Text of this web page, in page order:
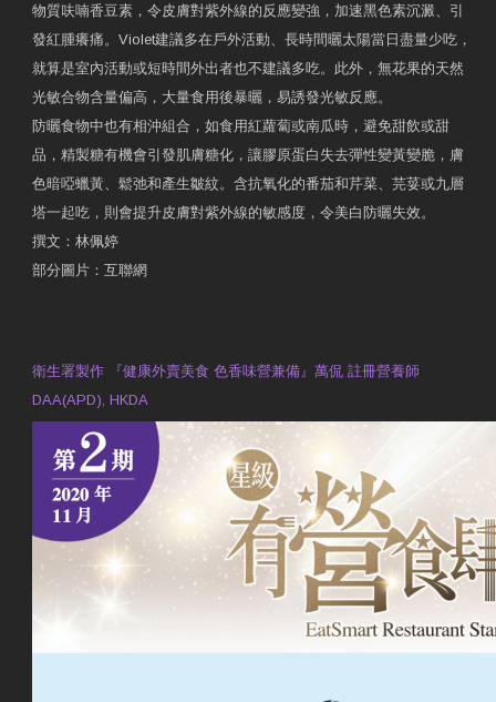
物質呋喃香豆素，令皮膚對紫外線的反應變強，加速黑色素沉澱、引
發紅腫癢痛。Violet建議多在戶外活動、長時間曬太陽當日盡量少吃，
就算是室內活動或短時間外出者也不建議多吃。此外，無花果的天然
光敏合物含量偏高，大量食用後暴曬，易誘發光敏反應。
防曬食物中也有相沖組合，如食用紅蘿蔔或南瓜時，避免甜飲或甜
品，精製糖有機會引發肌膚糖化，讓膠原蛋白失去彈性變黃變脆，膚
色暗啞蠟黃、鬆弛和產生皺紋。含抗氧化的番茄和芹菜、芫荽或九層
塔一起吃，則會提升皮膚對紫外線的敏感度，令美白防曬失效。
撰文：林佩婷
部分圖片：互聯網
衛生署製作 『健康外賣美食 色香味營兼備』萬侃 註冊營養師
DAA(APD), HKDA